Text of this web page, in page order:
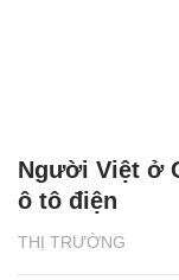
THỊ TRƯỜNG
Người Việt ở
ô tô điện